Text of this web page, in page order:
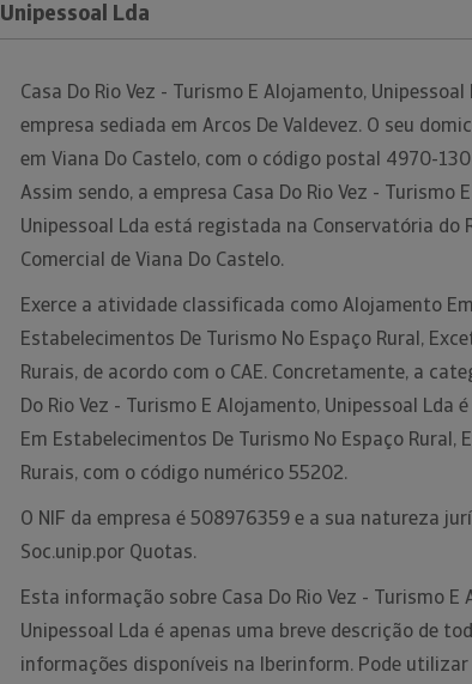
Unipessoal Lda
Casa Do Rio Vez - Turismo E Alojamento, Unipessoal
empresa sediada em Arcos De Valdevez. O seu
em Viana Do Castelo, com o código postal 4970-
Assim sendo, a empresa Casa Do Rio Vez - Turismo
Unipessoal Lda está registada na Conservatória do
Comercial de Viana Do Castelo.
Exerce a atividade classificada como Alojamento Em
Estabelecimentos De Turismo No Espaço Rural,
Rurais, de acordo com o CAE. Concretamente, a
Do Rio Vez - Turismo E Alojamento, Unipessoal Lda
Em Estabelecimentos De Turismo No Espaço Rural,
Rurais, com o código numérico 55202.
O NIF da empresa é 508976359 e a sua natureza
Soc.unip.por Quotas.
Esta informação sobre Casa Do Rio Vez - Turismo E
Unipessoal Lda é apenas uma breve descrição de
informações disponíveis na Iberinform. Pode utilizar